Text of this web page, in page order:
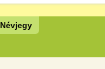
Névjegy